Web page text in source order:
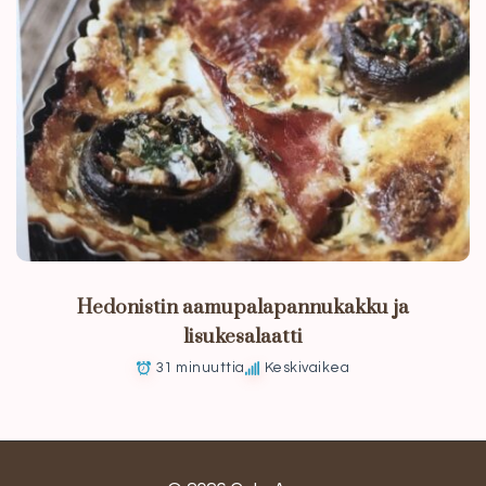
Hedonistin aamupalapannukakku ja
lisukesalaatti
31 minuuttia Keskivaikea